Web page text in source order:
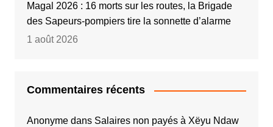
Magal 2026 : 16 morts sur les routes, la Brigade
des Sapeurs-pompiers tire la sonnette d’alarme
1 août 2026
Commentaires récents
Anonymedans Salaires non payés à Xëyu Ndaw